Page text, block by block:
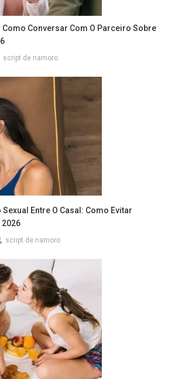
Como Conversar Com O Parceiro Sobre
script de namoro
Entre O Casal: Como Evitar
2026
script de namoro